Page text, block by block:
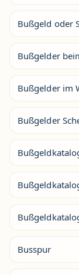
Bußgeld oder
Bußgelder
Bußgelder im
Bußgelder
Busspur